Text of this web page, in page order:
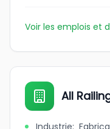
Voir les emplois et
All
Industrie: